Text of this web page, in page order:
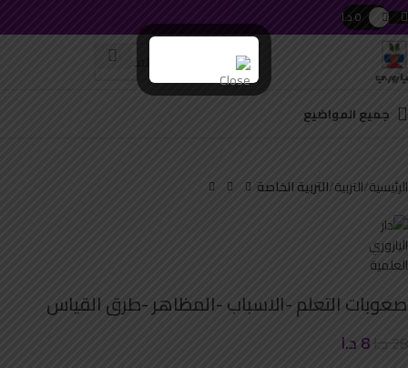
0د.ا
جميع المواضيع
Click to enlarge
الرئيسية التربية التربية الخاصة
صعوبات التعلم -الاسباب -المظاهر -طرق القياس
28د.ا8د.ا